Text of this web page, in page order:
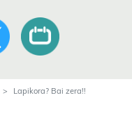
Lapikora? Bai zera!!